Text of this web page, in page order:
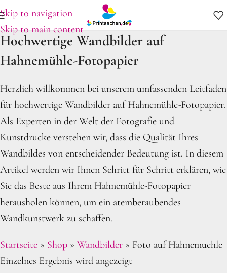
Skip to navigation
Skip to main content
Hochwertige Wandbilder auf
Hahnemühle-Fotopapier
Herzlich willkommen bei unserem umfassenden Leitfaden
für hochwertige Wandbilder auf Hahnemühle-Fotopapier.
Als Experten in der Welt der Fotografie und
Kunstdrucke verstehen wir, dass die Qualität Ihres
Wandbildes von entscheidender Bedeutung ist. In diesem
Artikel werden wir Ihnen Schritt für Schritt erklären, wie
Sie das Beste aus Ihrem Hahnemühle-Fotopapier
herausholen können, um ein atemberaubendes
Wandkunstwerk zu schaffen.
Startseite » Shop » Wandbilder » Foto auf Hahnemuehle
Einzelnes Ergebnis wird angezeigt